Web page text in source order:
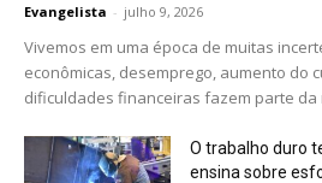
Evangelista - julho 9, 2026
Vivemos em uma época de muitas
econômicas, desemprego, aumento do
dificuldades financeiras fazem parte da
O trabalho duro
ensina sobre